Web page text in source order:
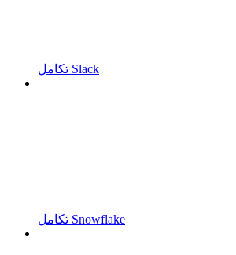
تكامل Slack
تكامل Snowflake